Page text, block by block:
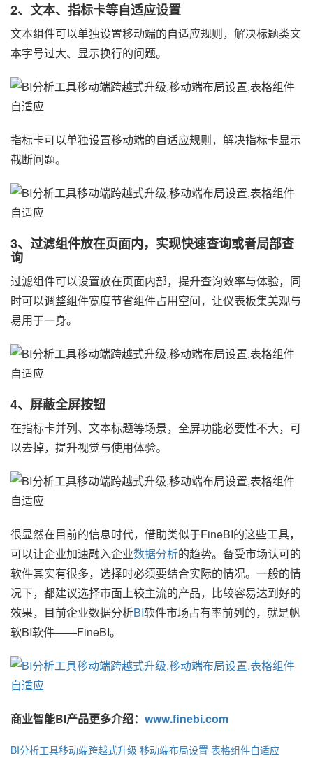
2、文本、指标卡等自适应设置
文本组件可以单独设置移动端的自适应规则，解决标题类文
本字号过大、显示换行的问题。
指标卡可以单独设置移动端的自适应规则，解决指标卡显示
截断问题。
3、过滤组件放在页面内，实现快速查询或者局部查
询
过滤组件可以设置放在页面内部，提升查询效率与体验，同
时可以调整组件宽度节省组件占用空间，让仪表板集美观与
易用于一身。
4、屏蔽全屏按钮
在指标卡并列、文本标题等场景，全屏功能必要性不大，可
以去掉，提升视觉与使用体验。
很显然在目前的信息时代，借助类似于FineBI的这些工具，
可以让企业加速融入企业数据分析的趋势。备受市场认可的
软件其实有很多，选择时必须要结合实际的情况。一般的情
况下，都建议选择市面上较主流的产品，比较容易达到好的
效果，目前企业数据分析BI软件市场占有率前列的，就是帆
软BI软件——FineBI。
商业智能BI产品更多介绍： www.finebi.com
BI分析工具移动端跨越式升级 移动端布局设置 表格组件自适应